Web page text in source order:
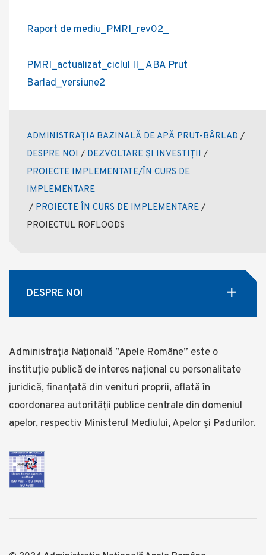
Raport de mediu_PMRI_rev02_
PMRI_actualizat_ciclul II_ ABA Prut
Barlad_versiune2
ADMINISTRAȚIA BAZINALĂ DE APĂ PRUT-BÂRLAD /
DESPRE NOI / DEZVOLTARE ȘI INVESTIȚII /
PROIECTE IMPLEMENTATE/ÎN CURS DE
IMPLEMENTARE
/ PROIECTE ÎN CURS DE IMPLEMENTARE /
PROIECTUL ROFLOODS
DESPRE NOI
Administrația Națională ”Apele Române” este o
instituție publică de interes național cu personalitate
juridică, finanţată din venituri proprii, aflată în
coordonarea autorității publice centrale din domeniul
apelor, respectiv Ministerul Mediului, Apelor și Padurilor.